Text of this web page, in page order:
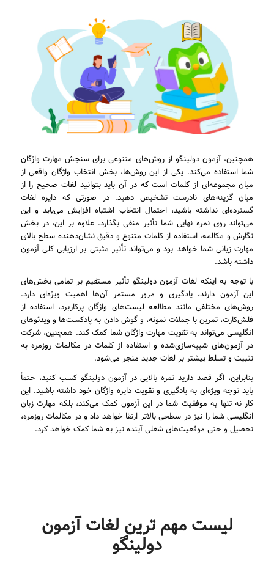
همچنین، آزمون دولینگو از روش‌های متنوعی برای سنجش مهارت واژگان
شما استفاده می‌کند. یکی از این روش‌ها، بخش انتخاب واژگان واقعی از
میان مجموعه‌ای از کلمات است که در آن باید بتوانید لغات صحیح را از
میان گزینه‌های نادرست تشخیص دهید. در صورتی که دایره لغات
گسترده‌ای نداشته باشید، احتمال انتخاب اشتباه افزایش می‌یابد و این
می‌تواند روی نمره نهایی شما تأثیر منفی بگذارد. علاوه بر این، در بخش
نگارش و مکالمه، استفاده از کلمات متنوع و دقیق نشان‌دهنده سطح بالای
مهارت زبانی شما خواهد بود و می‌تواند تأثیر مثبتی بر ارزیابی کلی آزمون
داشته باشد.
با توجه به اینکه لغات آزمون دولینگو تأثیر مستقیم بر تمامی بخش‌های
این آزمون دارند، یادگیری و مرور مستمر آن‌ها اهمیت ویژه‌ای دارد.
روش‌های مختلفی مانند مطالعه لیست‌های واژگان پرکاربرد، استفاده از
فلش‌کارت، تمرین با جملات نمونه، و گوش دادن به پادکست‌ها و ویدئوهای
انگلیسی می‌تواند به تقویت مهارت واژگان شما کمک کند. همچنین، شرکت
در آزمون‌های شبیه‌سازی‌شده و استفاده از کلمات در مکالمات روزمره به
تثبیت و تسلط بیشتر بر لغات جدید منجر می‌شود.
بنابراین، اگر قصد دارید نمره بالایی در آزمون دولینگو کسب کنید، حتماً
باید توجه ویژه‌ای به یادگیری و تقویت دایره واژگان خود داشته باشید. این
کار نه تنها به موفقیت شما در این آزمون کمک می‌کند، بلکه مهارت زبان
انگلیسی شما را نیز در سطحی بالاتر ارتقا خواهد داد و در مکالمات روزمره،
تحصیل و حتی موقعیت‌های شغلی آینده نیز به شما کمک خواهد کرد.
لیست مهم ‌ترین لغات آزمون
دولینگو